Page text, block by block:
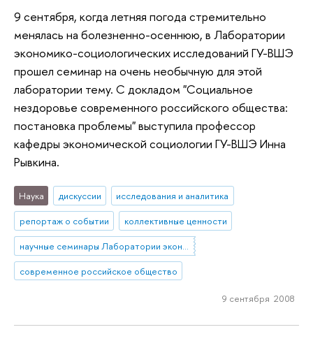
9 сентября, когда летняя погода стремительно
менялась на болезненно-осеннюю, в Лаборатории
экономико-социологических исследований ГУ-ВШЭ
прошел семинар на очень необычную для этой
лаборатории тему. С докладом "Социальное
нездоровье современного российского общества:
постановка проблемы" выступила профессор
кафедры экономической социологии ГУ-ВШЭ Инна
Рывкина.
Наука дискуссии
исследования и аналитика
репортаж о событии
коллективные ценности
научные семинары Лаборатории экономико-социологических исследований (ЛЭСИ)
современное российское общество
9 сентября 2008